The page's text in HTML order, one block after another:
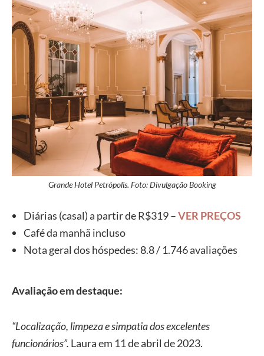
Grande Hotel Petrópolis. Foto: Divulgação Booking
Diárias (casal) a partir de R$319 –VER PREÇOS
Café da manhã incluso
Nota geral dos hóspedes: 8.8 / 1.746 avaliações
Avaliação em destaque:
“Localização, limpeza e simpatia dos excelentes
funcionários”. Laura em 11 de abril de 2023.